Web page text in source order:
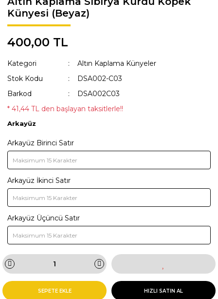
Künyesi (Beyaz)
400,00 TL
Kategori
Altın Kaplama Künyeler
Stok Kodu
DSA002-C03
Barkod
DSA002C03
* 41,44 TL den başlayan taksitlerle!!
Arkayüz
Arkayüz Birinci Satır
Arkayüz İkinci Satır
Arkayüz Üçüncü Satır
SEPETE EKLE HIZLI SATIN AL
KAKA POŞETİ ÇANTASI
ÖNLÜK
SWEAT
T-SHIRT
TASMALAR
YAĞMURLUK VE MONTLAR
Lisanslı Künyeler
Müzik
Tıbbi & Engelliler
Ülkeler & Bayraklar
Yeni Yıl ve Noel